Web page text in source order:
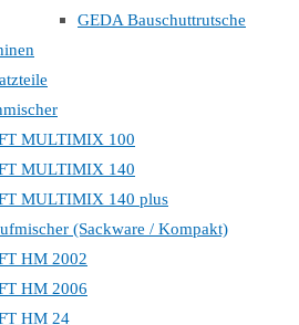
GEDA Bauschuttrutsche
MULTIMIX 100
MULTIMIX 140
MULTIMIX 140 plus
(Sackware / Kompakt)
HM 2002
HM 2006
HM 24